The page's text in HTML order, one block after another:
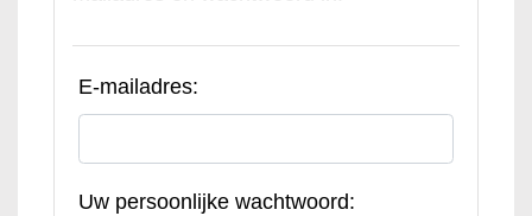
E-mailadres:
Uw persoonlijke wachtwoord: